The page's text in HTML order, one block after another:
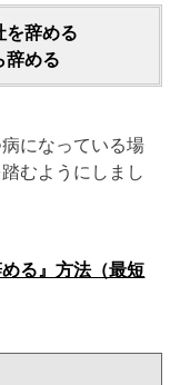
を辞める
辞める
になっている場
むようにしまし
る』方法（最短